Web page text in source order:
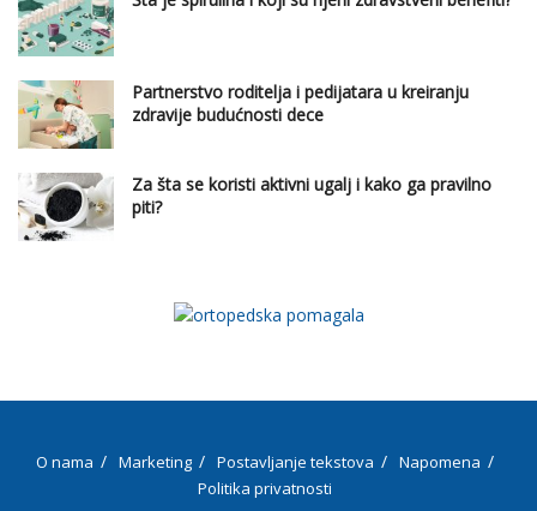
Partnerstvo roditelja i pedijatara u kreiranju
zdravije budućnosti dece
Za šta se koristi aktivni ugalj i kako ga pravilno
piti?
O nama Marketing Postavljanje tekstova
Napomena
Politika privatnosti